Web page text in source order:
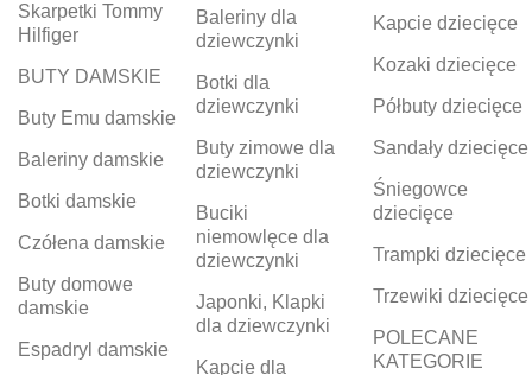
Skarpetki Tommy
Hilfiger
BUTY DAMSKIE
Buty Emu damskie
Baleriny damskie
Botki damskie
Czółena damskie
Buty domowe
damskie
Espadryl damskie
Baleriny dla
dziewczynki
Botki dla
dziewczynki
Buty zimowe dla
dziewczynki
Buciki
niemowlęce dla
dziewczynki
Japonki, Klapki
dla dziewczynki
Kapcie dla
Kapcie dziecięce
Kozaki dziecięce
Półbuty dziecięce
Sandały dziecięce
Śniegowce
dziecięce
Trampki dziecięce
Trzewiki dziecięce
POLECANE
KATEGORIE